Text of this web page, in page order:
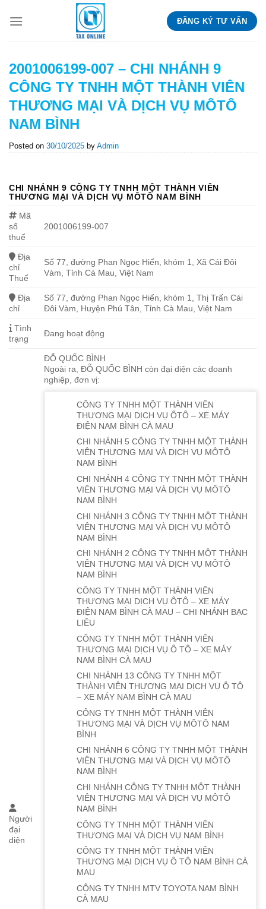
ĐĂNG KÝ TƯ VẤN
2001006199-007 – CHI NHÁNH 9
CÔNG TY TNHH MỘT THÀNH VIÊN
THƯƠNG MẠI VÀ DỊCH VỤ MÔTÔ
NAM BÌNH
Posted on 30/10/2025 by Admin
CHI NHÁNH 9 CÔNG TY TNHH MỘT THÀNH VIÊN
THƯƠNG MẠI VÀ DỊCH VỤ MÔTÔ NAM BÌNH
Mã
số
thuế
2001006199-007
Địa
chỉ
Thuế
Số 77, đường Phan Ngọc Hiển, khóm 1, Xã Cái Đôi
Vàm, Tỉnh Cà Mau, Việt Nam
Địa
chỉ
Số 77, đường Phan Ngọc Hiển, khóm 1, Thị Trấn Cái
Đôi Vàm, Huyện Phú Tân, Tỉnh Cà Mau, Việt Nam
Tình
trạng
Đang hoạt động
Người
đại
diện
ĐỖ QUỐC BÌNH
Ngoài ra, ĐỖ QUỐC BÌNH còn đại diện các doanh
nghiệp, đơn vị:
CÔNG TY TNHH MỘT THÀNH VIÊN
THƯƠNG MẠI DỊCH VỤ ÔTÔ – XE MÁY
ĐIỆN NAM BÌNH CÀ MAU
CHI NHÁNH 5 CÔNG TY TNHH MỘT THÀNH
VIÊN THƯƠNG MẠI VÀ DỊCH VỤ MÔTÔ
NAM BÌNH
CHI NHÁNH 4 CÔNG TY TNHH MỘT THÀNH
VIÊN THƯƠNG MẠI VÀ DỊCH VỤ MÔTÔ
NAM BÌNH
CHI NHÁNH 3 CÔNG TY TNHH MỘT THÀNH
VIÊN THƯƠNG MẠI VÀ DỊCH VỤ MÔTÔ
NAM BÌNH
CHI NHÁNH 2 CÔNG TY TNHH MỘT THÀNH
VIÊN THƯƠNG MẠI VÀ DỊCH VỤ MÔTÔ
NAM BÌNH
CÔNG TY TNHH MỘT THÀNH VIÊN
THƯƠNG MẠI DỊCH VỤ ÔTÔ – XE MÁY
ĐIỆN NAM BÌNH CÀ MAU – CHI NHÁNH BẠC
LIÊU
CÔNG TY TNHH MỘT THÀNH VIÊN
THƯƠNG MẠI DỊCH VỤ Ô TÔ – XE MÁY
NAM BÌNH CÀ MAU
CHI NHÁNH 13 CÔNG TY TNHH MỘT
THÀNH VIÊN THƯƠNG MẠI DỊCH VỤ Ô TÔ
– XE MÁY NAM BÌNH CÀ MAU
CÔNG TY TNHH MỘT THÀNH VIÊN
THƯƠNG MẠI VÀ DỊCH VỤ MÔTÔ NAM
BÌNH
CHI NHÁNH 6 CÔNG TY TNHH MỘT THÀNH
VIÊN THƯƠNG MẠI VÀ DỊCH VỤ MÔTÔ
NAM BÌNH
CHI NHÁNH CÔNG TY TNHH MỘT THÀNH
VIÊN THƯƠNG MẠI VÀ DỊCH VỤ MÔTÔ
NAM BÌNH
CÔNG TY TNHH MỘT THÀNH VIÊN
THƯƠNG MẠI VÀ DỊCH VỤ NAM BÌNH
CÔNG TY TNHH MỘT THÀNH VIÊN
THƯƠNG MẠI DỊCH VỤ Ô TÔ NAM BÌNH CÀ
MAU
CÔNG TY TNHH MTV TOYOTA NAM BÌNH
CÀ MAU